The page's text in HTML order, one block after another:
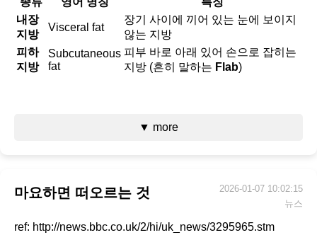
내장
지방
Visceral fat
장기 사이에 끼어 있는 눈에 보이지
않는 지방
피하
지방
Subcutaneous
fat
피부 바로 아래 있어 손으로 잡히는
지방 (흔히 말하는 Flab)
▼ more
마요하면 떠오르는 것
2026-01-07 10:02:15
뉴스
ref: http://news.bbc.co.uk/2/hi/uk_news/3295965.stm